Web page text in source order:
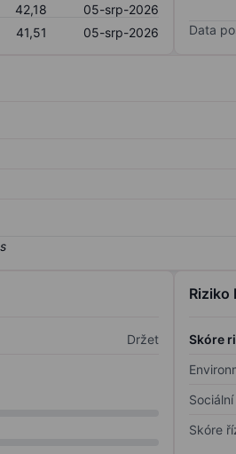
42,18
05-srp-2026
41,51 05-srp-2026 Data
Držet
Riziko
Skóre
Skóre